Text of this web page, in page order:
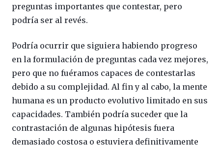
preguntas importantes que contestar, pero
podría ser al revés.
Podría ocurrir que siguiera habiendo progreso
en la formulación de preguntas cada vez mejores,
pero que no fuéramos capaces de contestarlas
debido a su complejidad. Al fin y al cabo, la mente
humana es un producto evolutivo limitado en sus
capacidades. También podría suceder que la
contrastación de algunas hipótesis fuera
demasiado costosa o estuviera definitivamente